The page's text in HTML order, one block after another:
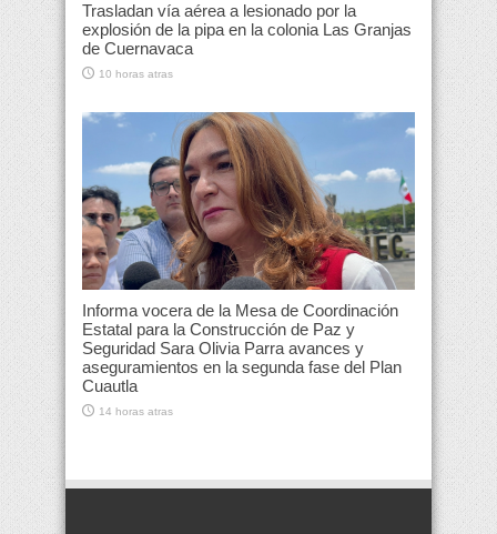
Trasladan vía aérea a lesionado por la
explosión de la pipa en la colonia Las Granjas
de Cuernavaca
10 horas atras
Informa vocera de la Mesa de Coordinación
Estatal para la Construcción de Paz y
Seguridad Sara Olivia Parra avances y
aseguramientos en la segunda fase del Plan
Cuautla
14 horas atras